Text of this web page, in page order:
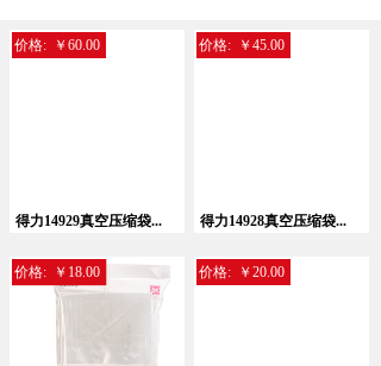
得力14929真空压缩袋...
价格: ￥60.00
得力14928真空压缩袋...
价格: ￥45.00
价格: ￥18.00 价格: ￥20.00